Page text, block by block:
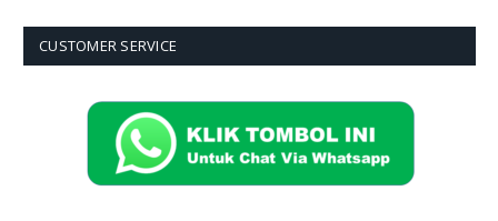
CUSTOMER SERVICE